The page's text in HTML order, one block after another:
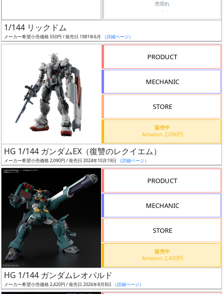
グ
レ
ル
シ
リ
ー
ズ・
売切れ
-
1/144 リックドム
メーカー希望小売価格 550円 / 発売日 1981年6月 （詳細ページ）
PRODUCT
MECHANIC
STORE
販売中
Amazon 2,090円
HG 1/144 ガンダムEX（復讐のレクイエム）
メーカー希望小売価格 2,090円 / 発売日 2024年10月19日 （詳細ページ）
PRODUCT
MECHANIC
STORE
販売中
Amazon 2,420円
HG 1/144 ガンダムレオパルド
メーカー希望小売価格 2,420円 / 発売日 2026年8月8日 （詳細ページ）